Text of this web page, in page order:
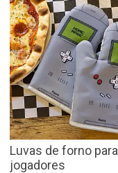
Luvas de forno para
jogadores